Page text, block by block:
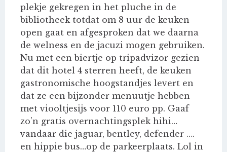
plekje gekregen in het pluche in de
bibliotheek totdat om 8 uur de keuken
open gaat en afgesproken dat we daarna
de welness en de jacuzi mogen gebruiken.
Nu met een biertje op tripadvizor gezien
dat dit hotel 4 sterren heeft, de keuken
gastronomische hoogstandjes levert en
dat ze een bijzonder menuutje hebben
met viooltjesijs voor 110 euro pp. Gaaf
zo’n gratis overnachtingsplek hihi…
vandaar die jaguar, bentley, defender ….
en hippie bus…op de parkeerplaats. Lol in